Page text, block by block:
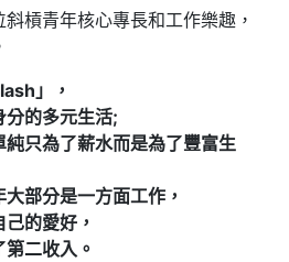
槓青年核心專長和工作樂趣，
」，
分的多元生活;
只為了薪水而是為了豐富生
部分是一方面工作，
的愛好，
二收入。